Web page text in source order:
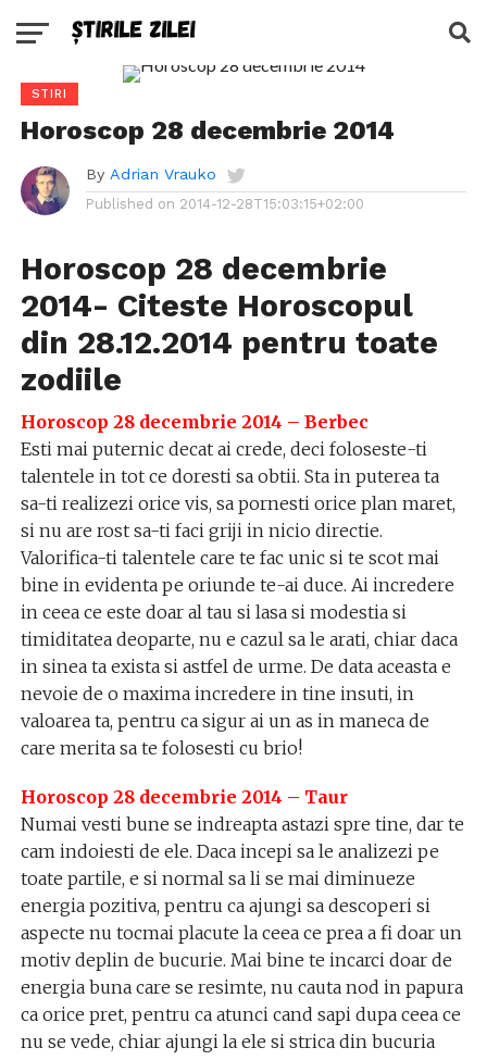
STIRI
Horoscop 28 decembrie 2014
By Adrian Vrauko
Published on 2014-12-28T15:03:15+02:00
Horoscop 28 decembrie
2014- Citeste Horoscopul
din 28.12.2014 pentru toate
zodiile
Horoscop 28 decembrie 2014 – Berbec
Esti mai puternic decat ai crede, deci foloseste-ti
talentele in tot ce doresti sa obtii. Sta in puterea ta
sa-ti realizezi orice vis, sa pornesti orice plan maret,
si nu are rost sa-ti faci griji in nicio directie.
Valorifica-ti talentele care te fac unic si te scot mai
bine in evidenta pe oriunde te-ai duce. Ai incredere
in ceea ce este doar al tau si lasa si modestia si
timiditatea deoparte, nu e cazul sa le arati, chiar daca
in sinea ta exista si astfel de urme. De data aceasta e
nevoie de o maxima incredere in tine insuti, in
valoarea ta, pentru ca sigur ai un as in maneca de
care merita sa te folosesti cu brio!
Horoscop 28 decembrie 2014 – Taur
Numai vesti bune se indreapta astazi spre tine, dar te
cam indoiesti de ele. Daca incepi sa le analizezi pe
toate partile, e si normal sa li se mai diminueze
energia pozitiva, pentru ca ajungi sa descoperi si
aspecte nu tocmai placute la ceea ce prea a fi doar un
motiv deplin de bucurie. Mai bine te incarci doar de
energia buna care se resimte, nu cauta nod in papura
ca orice pret, pentru ca atunci cand sapi dupa ceea ce
nu se vede, chiar ajungi la ele si strica din bucuria